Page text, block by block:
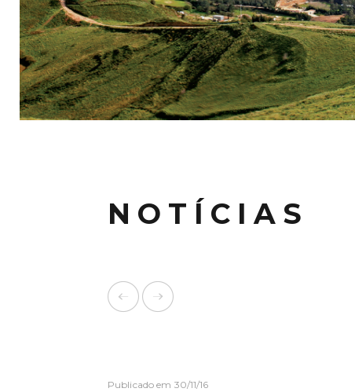
NOTÍCIAS
Publicado em 30/11/16